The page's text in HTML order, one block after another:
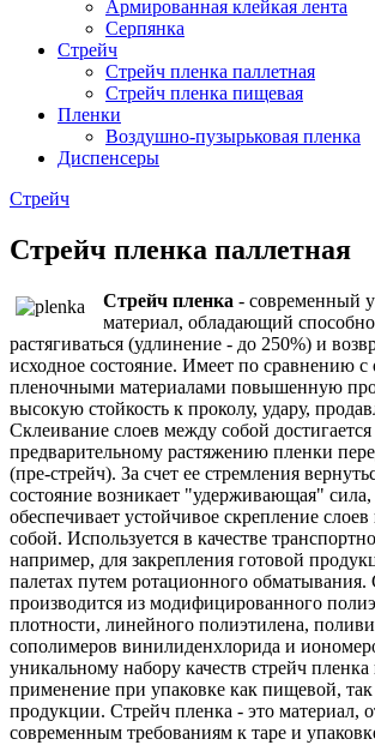
Армированная клейкая лента
Серпянка
Стрейч
Стрейч пленка паллетная
Стрейч пленка пищевая
Пленки
Воздушно-пузырьковая пленка
Диспенсеры
Стрейч
Стрейч пленка паллетная
Стрейч пленка - современный
материал, обладающий
растягиваться (удлинение - до 250%) и
исходное состояние. Имеет по сравнению
пленочными материалами повышенную
высокую стойкость к проколу, удару,
Склеивание слоев между собой достигается
предварительному растяжению пленки
(пре-стрейч). За счет ее стремления
состояние возникает "удерживающая" сила,
обеспечивает устойчивое скрепление
собой. Используется в качестве
например, для закрепления готовой
палетах путем ротационного обматывания.
производится из модифицированного
плотности, линейного полиэтилена,
сополимеров винилиденхлорида и
уникальному набору качеств стрейч
применение при упаковке как пищевой, так
продукции. Стрейч пленка - это материал,
современным требованиям к таре и